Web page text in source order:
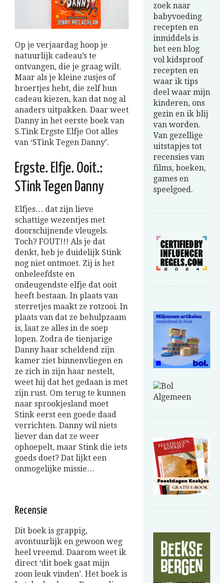
Op je verjaardag hoop je
natuurlijk cadeau’s te
ontvangen, die je graag wilt.
Maar als je kleine zusjes of
broertjes hebt, die zelf hun
cadeau kiezen, kan dat nog al
anaders uitpakken. Daar weet
Danny in het eerste boek van
S.Tink Ergste Elfje Oot alles
van ‘STink Tegen Danny’.
Ergste. Elfje. Ooit.:
STink Tegen Danny
Elfjes… dat zijn lieve
schattige wezentjes met
doorschijnende vleugels.
Toch? FOUT!!! Als je dat
denkt, heb je duidelijk Stink
nog niet ontmoet. Zij is het
onbeleefdste en
ondeugendste elfje dat ooit
heeft bestaan. In plaats van
sterretjes maakt ze rotzooi. In
plaats van dat ze behulpzaam
is, laat ze alles in de soep
lopen. Zodra de tienjarige
Danny haar scheldend zijn
kamer ziet binnenvliegen en
ze zich in zijn haar nestelt,
weet hij dat het gedaan is met
zijn rust. Om terug te kunnen
naar sprookjesland moet
Stink eerst een goede daad
verrichten. Danny wil niets
liever dan dat ze weer
ophoepelt, maar Stink die iets
goeds doet? Dat lijkt een
onmogelijke missie…
Recensie
Dit boek is grappig,
avontuurlijk en gewoon weg
heel vreemd. Daarom weet ik
direct ‘dit boek gaat mijn
zoon leuk vinden’. Het boek is
zoek naar
babyvoeding
recepten en
inmiddels is
het een blog
vol kidsproof
recepten en
waar ik tips
deel waar mijn
kinderen, ons
gezin en ik blij
van worden.
Van gezellige
uitstapjes tot
recensies van
films, boeken,
games en
speelgoed.